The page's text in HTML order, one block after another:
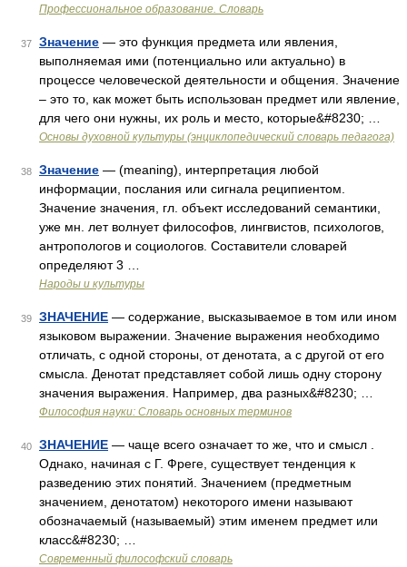
Профессиональное образование. Словарь
37 Значение — это функция предмета или явления,
выполняемая ими (потенциально или актуально) в
процессе человеческой деятельности и общения. Значение
– это то, как может быть использован предмет или явление,
для чего они нужны, их роль и место, которые&#8230; …
Основы духовной культуры (энциклопедический словарь педагога)
38 Значение — (meaning), интерпретация любой
информации, послания или сигнала реципиентом.
Значение значения, гл. объект исследований семантики,
уже мн. лет волнует философов, лингвистов, психологов,
антропологов и социологов. Составители словарей
определяют 3 …
Народы и культуры
39 ЗНАЧЕНИЕ — содержание, высказываемое в том или ином
языковом выражении. Значение выражения необходимо
отличать, с одной стороны, от денотата, а с другой от его
смысла. Денотат представляет собой лишь одну сторону
значения выражения. Например, два разных&#8230; …
Философия науки: Словарь основных терминов
40 ЗНАЧЕНИЕ — чаще всего означает то же, что и смысл .
Однако, начиная с Г. Фреге, существует тенденция к
разведению этих понятий. Значением (предметным
значением, денотатом) некоторого имени называют
обозначаемый (называемый) этим именем предмет или
класс&#8230; …
Современный философский словарь